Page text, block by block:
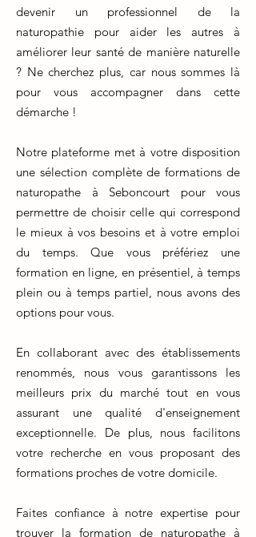
devenir un professionnel de la
naturopathie pour aider les autres à
améliorer leur santé de manière naturelle
? Ne cherchez plus, car nous sommes là
pour vous accompagner dans cette
démarche !
Notre plateforme met à votre disposition
une sélection complète de formations de
naturopathe à Seboncourt pour vous
permettre de choisir celle qui correspond
le mieux à vos besoins et à votre emploi
du temps. Que vous préfériez une
formation en ligne, en présentiel, à temps
plein ou à temps partiel, nous avons des
options pour vous.
En collaborant avec des établissements
renommés, nous vous garantissons les
meilleurs prix du marché tout en vous
assurant une qualité d'enseignement
exceptionnelle. De plus, nous facilitons
votre recherche en vous proposant des
formations proches de votre domicile.
Faites confiance à notre expertise pour
trouver la formation de naturopathe à